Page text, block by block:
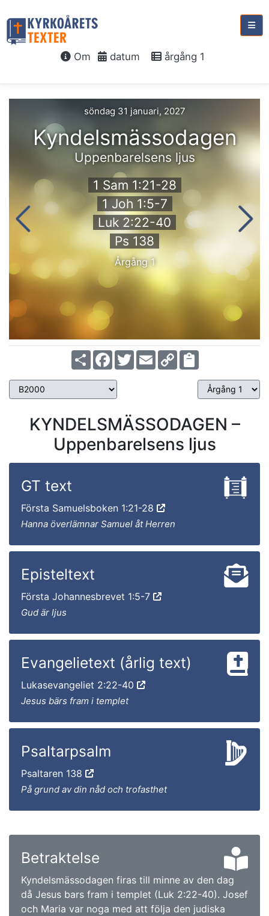
Om datum årgång 1
söndag 31 januari, 2027
Kyndelsmässodagen
Uppenbarelsens ljus
1 Sam 1:21-28
1 Joh 1:5-7
Luk 2:22-40
Ps 138
Årgång 1
ShareFacebook
TwitterEmailCopy
Link
KYNDELSMÄSSODAGEN –
Uppenbarelsens ljus
GT text
Första Samuelsboken 1:21-28
Hanna överlämnar Samuel åt Herren
Episteltext
Första Johannesbrevet 1:5-7
Gud är ljus
Evangelietext (årlig text)
Lukasevangeliet 2:22-40
Jesus bärs fram i templet
Psaltarpsalm
Psaltaren 138
På grund av din nåd och trofasthet
Betraktelse
Kyndelsmässodagen firas till minne av den dag
då Jesus bars fram i templet (Luk 2:22-40). Josef
och Maria var noga med att följa den judiska